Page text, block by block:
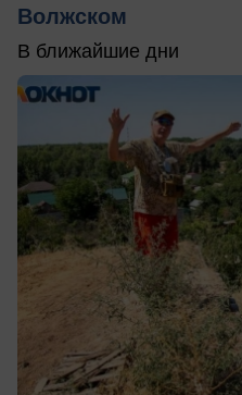
Волжском
В ближайшие дни